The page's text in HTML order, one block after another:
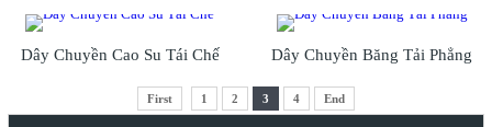
Dây Chuyền Cao Su Tái Chế Dây Chuyền Băng Tải Phẳng
First 1 2 3 4 End